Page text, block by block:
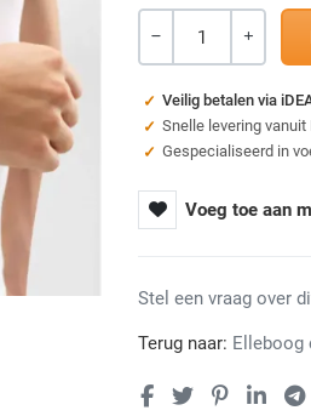
Veilig betalen via
Snelle levering vanuit
Gespecialiseerd in
Voeg toe aan
Stel een vraag over
Terug naar: Elleboog